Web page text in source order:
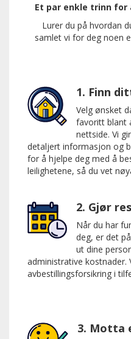
Et par enkle trinn for
Lurer du på hvordan
samlet vi for deg noen
1. Finn
Velg ønsket
favoritt blant
nettside. Vi
detaljert informasjon og
for å hjelpe deg med å
leilighetene, så du vet
2. Gjør
Når du har
deg, er det
ut dine
administrative kostnader.
avbestillingsforsikring i
3. Motta